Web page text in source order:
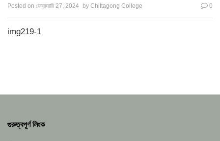
Posted on ফেব্রুয়ারি 27, 2024 by Chittagong College 0
img219-1
গুরুত্বপূর্ণ লিংক